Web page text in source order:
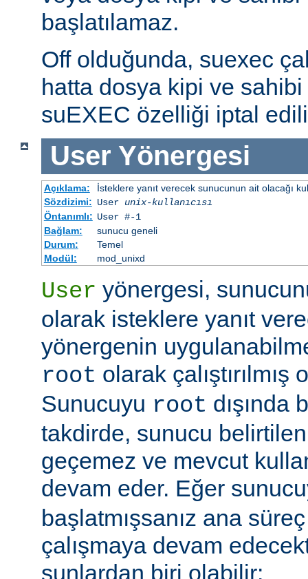
başlatılamaz.
Off olduğunda, suexec
hatta dosya kipi ve
suEXEC özelliği iptal
User Yönergesi
Açıklama:
İsteklere yanıt verecek sunucunun ait olacağı
Sözdizimi: User unix-kullanıcısı
Öntanımlı: User #-1
Bağlam:
sunucu geneli
Durum:
Temel
Modül:
mod_unixd
User yönergesi,
olarak isteklere yanıt
yönergenin
root olarak çalıştırılmış
Sunucuyu root dışında
takdirde, sunucu belirtilen
geçemez ve mevcut
devam eder. Eğer
başlatmışsanız ana
çalışmaya devam
şunlardan biri olabilir: